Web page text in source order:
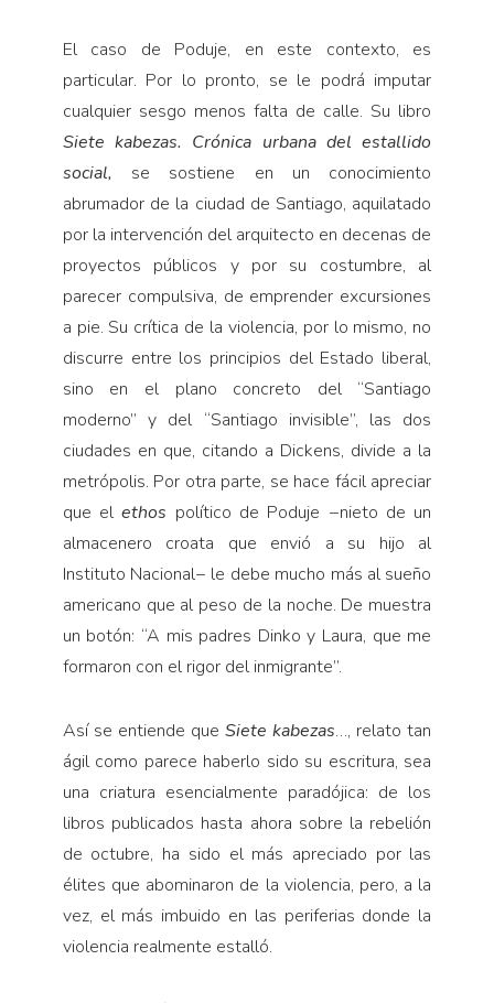
El caso de Poduje, en este contexto, es
particular. Por lo pronto, se le podrá imputar
cualquier sesgo menos falta de calle. Su libro
Siete kabezas. Crónica urbana del estallido
social, se sostiene en un conocimiento
abrumador de la ciudad de Santiago, aquilatado
por la intervención del arquitecto en decenas de
proyectos públicos y por su costumbre, al
parecer compulsiva, de emprender excursiones
a pie. Su crítica de la violencia, por lo mismo, no
discurre entre los principios del Estado liberal,
sino en el plano concreto del “Santiago
moderno” y del “Santiago invisible”, las dos
ciudades en que, citando a Dickens, divide a la
metrópolis. Por otra parte, se hace fácil apreciar
que elethos político de Poduje −nieto de un
almacenero croata que envió a su hijo al
Instituto Nacional− le debe mucho más al sueño
americano que al peso de la noche. De muestra
un botón: “A mis padres Dinko y Laura, que me
formaron con el rigor del inmigrante”.
Así se entiende queSiete kabezas…, relato tan
ágil como parece haberlo sido su escritura, sea
una criatura esencialmente paradójica: de los
libros publicados hasta ahora sobre la rebelión
de octubre, ha sido el más apreciado por las
élites que abominaron de la violencia, pero, a la
vez, el más imbuido en las periferias donde la
violencia realmente estalló.